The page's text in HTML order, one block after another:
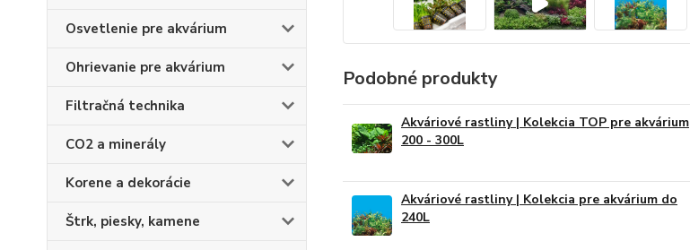
Osvetlenie pre akvárium
Ohrievanie pre akvárium
Filtračná technika
CO2 a minerály
Korene a dekorácie
Štrk, piesky, kamene
Podobné produkty
Akváriové rastliny | Kolekcia TOP pre akvárium
200 - 300L
Akváriové rastliny | Kolekcia pre akvárium do
240L